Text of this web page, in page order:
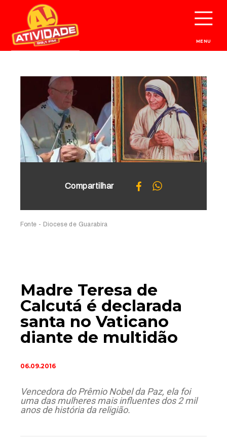
MENU
Madre Teresa de
Calcutá é declarada
santa no Vaticano
diante de multidão
06.09.2016
Vencedora do Prêmio Nobel da Paz, ela foi
uma das mulheres mais influentes dos 2 mil
anos de história da religião.
Compartilhar
Fonte - Diocese de Guarabira